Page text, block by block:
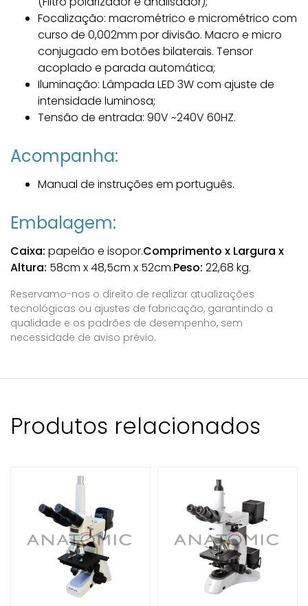
Focalização: macrométrico e micrométrico com
curso de 0,002mm por divisão. Macro e micro
conjugado em botões bilaterais. Tensor
acoplado e parada automática;
Iluminação: Lâmpada LED 3W com ajuste de
intensidade luminosa;
Tensão de entrada: 90V ~240V 60HZ.
Acompanha:
Manual de instruções em português.
Embalagem:
Caixa: papelão e isopor.Comprimento x Largura x
Altura: 58cm x 48,5cm x 52cm.Peso: 22,68 kg.
Reservamo-nos o direito de realizar atualizações
tecnológicas ou ajustes de fabricação, garantindo a
qualidade e os padrões de desempenho, sem
necessidade de aviso prévio.
Produtos relacionados